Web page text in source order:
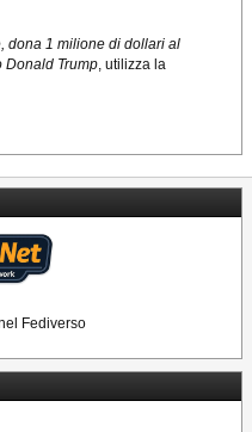
Fediverso
dona 1 milione di dollari al
Donald Trump, utilizza la